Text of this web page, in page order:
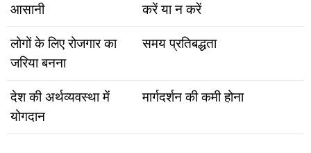
आसानी
करें या न करें
लोगों के लिए रोजगार का
जरिया बनना
समय प्रतिबद्धता
देश की अर्थव्यवस्था में
योगदान
मार्गदर्शन की कमी होना